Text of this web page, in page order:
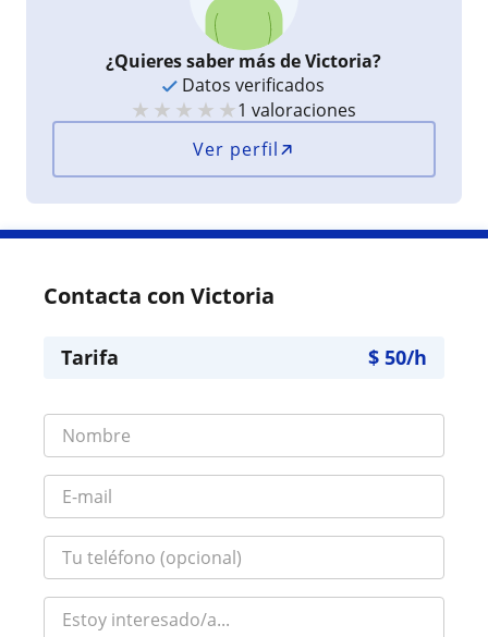
¿Quieres saber más de Victoria?
Datos verificados
★ ★ ★ ★ ★1 valoraciones
Ver perfil
Contacta con Victoria
Tarifa $ 50/h